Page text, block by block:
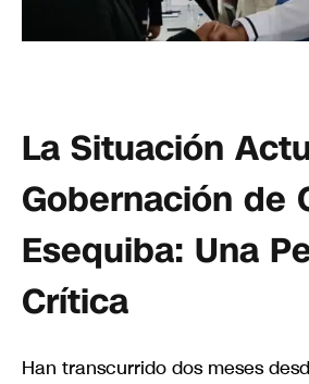
La Situación
Gobernación de
Esequiba: Una
Crítica
Han transcurrido dos meses